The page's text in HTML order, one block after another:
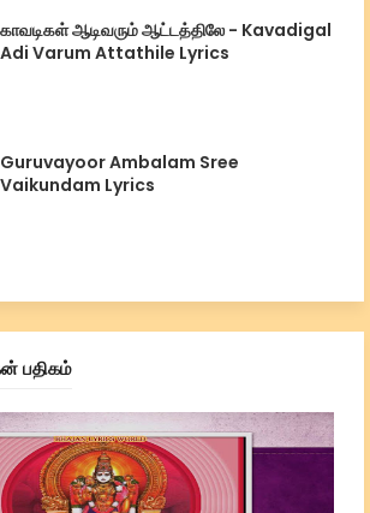
காவடிகள் ஆடிவரும் ஆட்டத்திலே - Kavadigal
Adi Varum Attathile Lyrics
Guruvayoor Ambalam Sree
Vaikundam Lyrics
பதிகம்